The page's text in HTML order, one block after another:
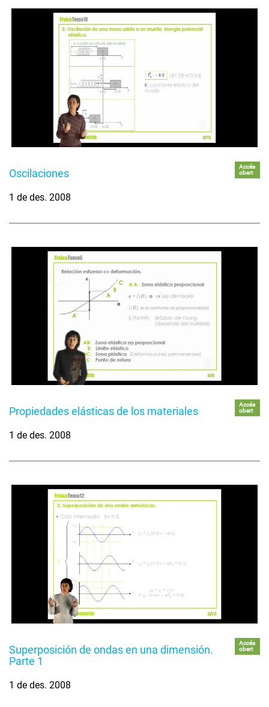
Oscilaciones
Accés
obert
1 de des. 2008
Propiedades elásticas de los materiales
Accés
obert
1 de des. 2008
Superposición de ondas en una dimensión.
Parte 1
Accés
obert
1 de des. 2008